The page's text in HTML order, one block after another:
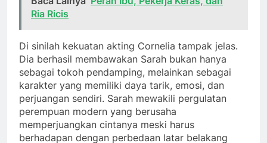
Ria Ricis
Di sinilah kekuatan akting Cornelia tampak jelas.
Dia berhasil membawakan Sarah bukan hanya
sebagai tokoh pendamping, melainkan sebagai
karakter yang memiliki daya tarik, emosi, dan
perjuangan sendiri. Sarah mewakili pergulatan
perempuan modern yang berusaha
memperjuangkan cintanya meski harus
berhadapan dengan perbedaan latar belakang